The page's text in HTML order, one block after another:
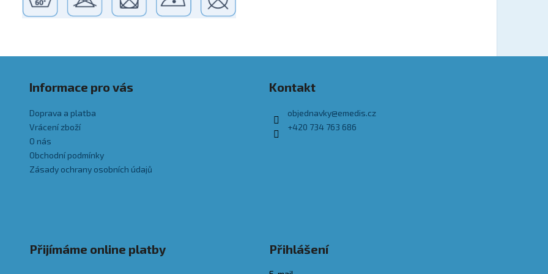
Informace pro vás
Doprava a platba
Vrácení zboží
O nás
Obchodní podmínky
Zásady ochrany osobních údajů
Kontakt
objednavky@emedis.cz
+420 734 763 686
Přijímáme online platby Přihlášení